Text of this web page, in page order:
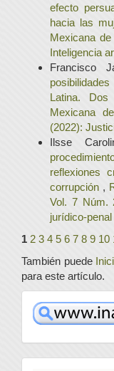
efecto
hacia las
Mexicana
Inteligencia
Francisco
Latina. Dos
Mexicana
(2022):
Ilsse
reflexiones
corrupción ,
Vol. 7 Núm.
jurídico-penal
1 2 3 4 5 6 7 8 9 10
También puede
para este artículo.
www